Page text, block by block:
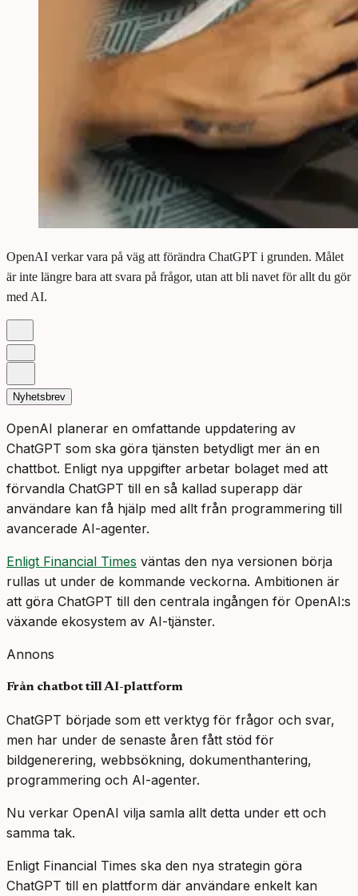
OpenAI verkar vara på väg att förändra ChatGPT i grunden. Målet
är inte längre bara att svara på frågor, utan att bli navet för allt du gör
med AI.
Nyhetsbrev
OpenAI planerar en omfattande uppdatering av
ChatGPT som ska göra tjänsten betydligt mer än en
chattbot. Enligt nya uppgifter arbetar bolaget med att
förvandla ChatGPT till en så kallad superapp där
användare kan få hjälp med allt från programmering till
avancerade AI-agenter.
Enligt Financial Times väntas den nya versionen börja
rullas ut under de kommande veckorna. Ambitionen är
att göra ChatGPT till den centrala ingången för OpenAI:s
växande ekosystem av AI-tjänster.
Annons
Från chatbot till AI-plattform
ChatGPT började som ett verktyg för frågor och svar,
men har under de senaste åren fått stöd för
bildgenerering, webbsökning, dokumenthantering,
programmering och AI-agenter.
Nu verkar OpenAI vilja samla allt detta under ett och
samma tak.
Enligt Financial Times ska den nya strategin göra
ChatGPT till en plattform där användare enkelt kan